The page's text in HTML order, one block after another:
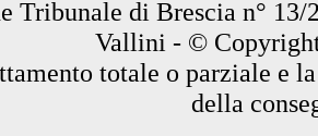
Tribunale di Brescia n°
Vallini - ©
totale o parziale e
della